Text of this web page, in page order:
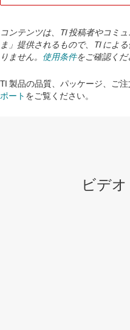
コンテンツは、TI 投稿者やコミ
ま」提供されるもので、TI によ
りません。 使用条件をご確認くだ
TI 製品の品質、パッケージ、ご注
ポート をご覧ください。
ビデ